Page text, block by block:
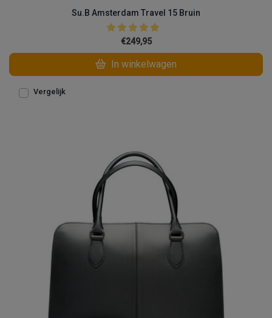
Su.B Amsterdam Travel 15 Bruin
€249,95
In winkelwagen
Vergelijk